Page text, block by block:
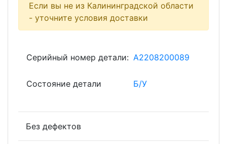
Если вы не из Калининградской области
- уточните условия доставки
Серийный номер детали: A2208200089
Состояние детали Б/У
Без дефектов